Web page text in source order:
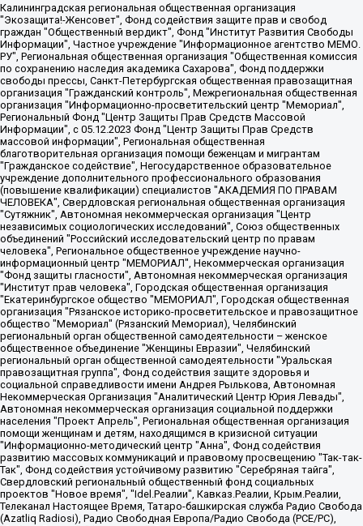
Калининградская региональная общественная организация "Экозащита!-Женсовет", Фонд содействия защите прав и свобод граждан "Общественный вердикт", Фонд "Институт Развития Свободы Информации", Частное учреждение "Информационное агентство МЕМО. РУ", Региональная общественная организация "Общественная комиссия по сохранению наследия академика Сахарова", Фонд поддержки свободы прессы, Санкт-Петербургская общественная правозащитная организация "Гражданский контроль", Межрегиональная общественная организация "Информационно-просветительский центр "Мемориал", Региональный Фонд "Центр Защиты Прав Средств Массовой Информации", с 05.12.2023 Фонд "Центр Защиты Прав Средств массовой информации", Региональная общественная благотворительная организация помощи беженцам и мигрантам "Гражданское содействие", Негосударственное образовательное учреждение дополнительного профессионального образования (повышение квалификации) специалистов "АКАДЕМИЯ ПО ПРАВАМ ЧЕЛОВЕКА", Свердловская региональная общественная организация "Сутяжник", Автономная некоммерческая организация "Центр независимых социологических исследований", Союз общественных объединений "Российский исследовательский центр по правам человека", Региональное общественное учреждение научно-информационный центр "МЕМОРИАЛ", Некоммерческая организация "Фонд защиты гласности", Автономная некоммерческая организация "Институт прав человека", Городская общественная организация "Екатеринбургское общество "МЕМОРИАЛ", Городская общественная организация "Рязанское историко-просветительское и правозащитное общество "Мемориал" (Рязанский Мемориал), Челябинский региональный орган общественной самодеятельности – женское общественное объединение "Женщины Евразии", Челябинский региональный орган общественной самодеятельности "Уральская правозащитная группа", Фонд содействия защите здоровья и социальной справедливости имени Андрея Рылькова, Автономная Некоммерческая Организация "Аналитический Центр Юрия Левады", Автономная некоммерческая организация социальной поддержки населения "Проект Апрель", Региональная общественная организация помощи женщинам и детям, находящимся в кризисной ситуации "Информационно-методический центр "Анна", Фонд содействия развитию массовых коммуникаций и правовому просвещению "Так-так-Так", Фонд содействия устойчивому развитию "Серебряная тайга", Свердловский региональный общественный фонд социальных проектов "Новое время", "Idel.Реалии", Кавказ.Реалии, Крым.Реалии, Телеканал Настоящее Время, Татаро-башкирская служба Радио Свобода (Azatliq Radiosi), Радио Свободная Европа/Радио Свобода (PCE/PC), "Сибирь.Реалии", "Фактограф", Благотворительный фонд помощи осужденным и их семьям, Автономная некоммерческая организация "Институт глобализации и социальных движений", Фонд "В защиту прав заключенных", Частное учреждение "Центр поддержки и содействия развитию средств массовой информации", Пензенский региональный общественный благотворительный фонд "Гражданский союз", "Север.Реалии", Некоммерческая организация Фонд "Правовая инициатива", Общество с ограниченной ответственностью "Радио Свободная Европа/Радио Свобода", Чешское информационное агентство "MEDIUM-ORIENT", Красноярская региональная общественная организация "Мы против СПИДа", Камалягин Денис Николаевич, Маркелов Сергей Евгеньевич, Пономарев Лев Александрович, Савицкая Людмила Алексеевна, Автономная некоммерческая организация "Центр по работе с проблемой насилия "НАСИЛИЮ.НЕТ", Межрегиональный профессиональный союз работников здравоохранения "Альянс врачей", Юридическое лицо, зарегистрированное в Латвийской Республике, SIA "Medusa Project" (регистрационный номер 40103797863, дата регистрации 10.06.2014), Некоммерческая организация "Фонд по борьбе с коррупцией", Автономная некоммерческая организация "Институт права и публичной политики", Баданин Роман Сергеевич, Гликин Максим Александрович, Железнова Мария Михайловна, Лукьянова Юлия Сергеевна, Маетная Елизавета Витальевна, Маняхин Петр Борисович, Чуракова Ольга Владимировна, Ярош Юлия Петровна, Юридическое лицо "The Insider SIA", зарегистрированное в Риге, Латвийская Республика (дата регистрации 26.06.2015), являющееся администратором доменного имени интернет-издания "The Insider SIA", https://theins.ru, Постернак Алексей Евгеньевич, Рубин Михаил Аркадьевич, Анин Роман Александрович, Юридическое лицо Istories fonds, зарегистрированное в Латвийской Республике (регистрационный номер 50008295751, дата регистрации 24.02.2020), Великовский Дмитрий Александрович, Долинина Ирина Николаевна, Мароховская Алеся Алексеевна, Шлейнов Роман Юрьевич, Шмагун Олеся Валентиновна, Общество с ограниченной ответственностью "Альтаир 2021", Общество с ограниченной ответственностью "Вега 2021", Общество с ограниченной ответственностью "Главный редактор 2021", Общество с ограниченной ответственностью "Ромашки монолит", Важенков Артем Валерьевич, Ивановская областная общественная организация "Центр гендерных исследований", Гурман Юрий Альбертович, Медиапроект "ОВД-Инфо", Егоров Владимир Владимирович, Жилинский Владимир Александрович, Общество с ограниченной ответственностью "ЗП", Иванова София Юрьевна, Карезина Инна Павловна, Кильтау Екатерина Викторовна, Петров Алексей Викторович, Пискунов Сергей Евгеньевич, Смирнов Сергей Сергеевич, Тихонов Михаил Сергеевич, Общество с ограниченной ответственностью "ЖУРНАЛИСТ-ИНОСТРАННЫЙ АГЕНТ", Арапова Галина Юрьевна, Вольтская Татьяна Анатольевна, Американская компания "Mason G.E.S. Anonymous Foundation" (США), являющаяся владельцем интернет-издания https://mnews.world/, Компания "Stichting Bellingcat", зарегистрированная в Нидерландах (дата регистрации 11.07.2018), Захаров Андрей Вячеславович, Клепиковская Екатерина Дмитриевна, Общество с ограниченной ответственностью "МЕМО", Перл Роман Александрович, Симонов Евгений Алексеевич, Соловьева Елена Анатольевна, Сотников Даниил Владимирович, Сурначева Елизавета Дмитриевна, Автономная некоммерческая организация по защите прав человека и информированию населения "Якутия – Наше Мнение", Общество с ограниченной ответственностью "Москоу диджитал медиа", с 26.01.2023 Общество с ограниченной ответственностью "Чайка Белые сады", Ветошкина Валерия Валерьевна, Заговора Максим Александрович, Межрегиональное общественное движение "Российская ЛГБТ - сеть", Оленичев Максим Владимирович, Павлов Иван Юрьевич, Скворцова Елена Сергеевна, Общество с ограниченной ответственностью "Как бы инагент", Кочетков Игорь Викторович, Общество с ограниченной ответственностью "Честные выборы", Еланчик Олег Александрович, Общество с ограниченной ответственностью "Нобелевский призыв", Гималова Регина Эмилевна, Григорьев Андрей Валерьевич, Григорьева Алина Александровна, Ассоциация по содействию защите прав призывников, альтернативнослужащих и военнослужащих "Правозащитная группа "Гражданин.Армия.Право", Хисамова Регина Фаритовна, Автономная некоммерческая организация по реализации социально-правовых программ "Лилит", Дальневосточное общественное движение "Маяк", Санкт-Петербургская ЛГБТ-инициативная группа "Выход", Инициативная группа ЛГБТ+ "Реверс", Алексеев Андрей Викторович, Бекбулатова Таисия Львовна, Беляев Иван Михайлович, Владыкина Елена Сергеевна, Гельман Марат Александрович, Никульшина Вероника Юрьевна, Толоконникова Надежда Андреевна, Шендерович Виктор Анатольевич, Общество с ограниченной ответственностью "Данное сообщение", Общество с ограниченной ответственностью Издательский дом "Новая глава", Айнбиндер Александра Александровна, Московский комьюнити-центр для ЛГБТ+инициатив, Благотворительный фонд развития филантропии, Deutsche Welle (Германия, Kurt-Schumacher-Strasse 3, 53113 Bonn), Борзунова Мария Михайловна, Воробьев Виктор Викторович, Голубева Анна Львовна, Константинова Алла Михайловна, Малкова Ирина Владимировна, Мурадов Мурад Абдулгалимович, Осетинская Елизавета Николаевна, Понасенков Евгений Николаевич, Ганапольский Матвей Юрьевич, Киселев Евгений Алексеевич, Борухович Ирина Григорьевна, Дремин Иван Тимофеевич, Дубровский Дмитрий Викторович, Красноярская региональная общественная организация поддержки и развития альтернативных образовательных технологий и межкультурных коммуникаций "ИНТЕРРА", Маяковская Екатерина Алексеевна, Фейгин Марк Захарович, Филимонов Андрей Викторович, Дзугкоева Регина Николаевна, Доброхотов Роман Александрович, Дудь Юрий Александрович, Елкин Сергей Владимирович, Кругликов Кирилл Игоревич, Сабунаева Мария Леонидовна, Семенов Алексей Владимирович, Шаинян Карен Багратович, Шульман Екатерина Михайловна, Асафьев Артур Валерьевич, Вахштайн Виктор Семенович, Венедиктов Алексей Алексеевич, Лушникова Екатерина Евгеньевна, Волков Леонид Михайлович, Невзоров Александр Глебович, Пархоменко Сергей Борисович, Сироткин Ярослав Николаевич, Кара-Мурза Владимир Владимирович, Баранова Наталья Владимировна, Гозман Леонид Яковлевич, Кагарлицкий Борис Юльевич, Климарев Михаил Валерьевич, Милов Владимир Станиславович, Автономная некоммерческая организация Краснодарский центр современного искусства "Типография", Моргенштерн Алишер Тагирович, Соболь Любовь Эдуардовна, Общество с ограниченной ответственностью "ЛИЗА НОРМ", Каспаров Гарри Кимович, Ходорковский Михаил Борисович, Общество с ограниченной ответственностью "Апрельские тезисы", Данилович Ирина Брониславовна, Кашин Олег Владимирович, Петров Николай Владимирович, Пивоваров Алексей Владимирович, Соколов Михаил Владимирович, Цветкова Юлия Владимировна, Чичваркин Евгений Александрович, Комитет против пыток/Команда против пыток, Общество с ограниченной ответственностью "Первый научный", Общество с ограниченной ответственностью "Вертолет и ко", Белоцерковская Вероника Борисовна, Кац Максим Евгеньевич, Лазарева Татьяна Юрьевна, Шаведдинов Руслан Табризович, Яшин Илья Валерьевич, Общество с ограниченной ответственностью "Иноагент ААВ", Алешковский Дмитрий Петрович, Альбац Евгения Марковна, Быков Дмитрий Львович, Галямина Юлия Евгеньевна, Лойко Сергей Леонидович, Мартынов Кирилл Константинович, Медведев Сергей Александрович, Крашенинников Федор Геннадиевич, Гордеева Катерина Вл